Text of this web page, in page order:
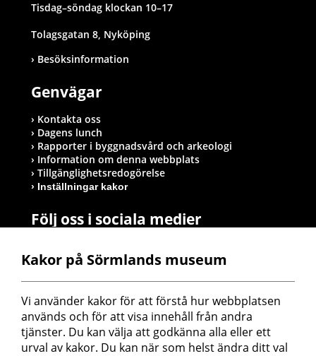
Tisdag–söndag klockan 10–17
Tolagsgatan 8, Nyköping
Besöksinformation
Genvägar
Kontakta oss
Dagens lunch
Rapporter i byggnadsvård och arkeologi
Information om denna webbplats
Tillgänglighetsredogörelse
Inställningar kakor
Följ oss i sociala medier
Postadress
Sörmlands museum
Box 314
611 26 Nyköping
Kakor på Sörmlands museum
Vi använder kakor för att förstå hur webbplatsen
används och för att visa innehåll från andra
tjänster. Du kan välja att godkänna alla eller ett
urval av kakor. Du kan när som helst ändra ditt val